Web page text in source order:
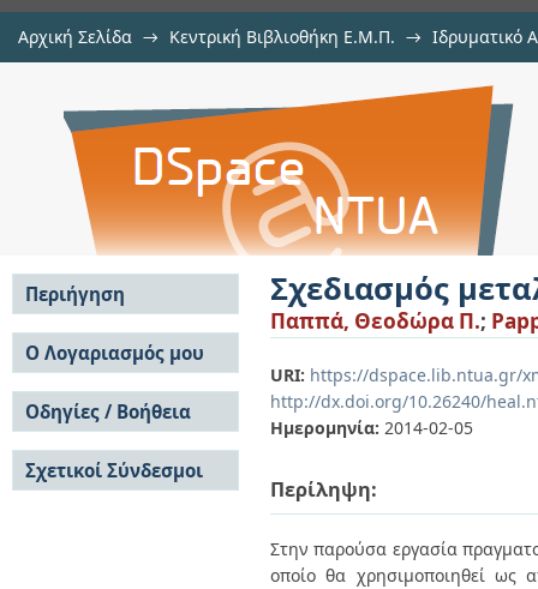
Αρχική Σελίδα → Κεντρική Βιβλιοθήκη Ε.Μ.Π. → Ιδρυματικό
Σχεδιασμός μεταλλικού
Σχεδιασμός
Παππά, Θεοδώρα Π.;
URI: https://dspace.lib.ntua.gr/
http://dx.doi.org/10.26240/
Ημερομηνία: 2014-02-05
Περίληψη:
Στην παρούσα εργασία
οποίο θα χρησιμοποιηθεί ως
Περιήγηση
Σε όλο το DSpace
Κοινότητες & Συλλογές
Ανά Ημερομηνία
Έκδοσης
Συγγραφείς
Τίτλοι
Θέματα
Ο Λογαριασμός μου
Σύνδεση
Εγγραφή
Οδηγίες / Βοήθεια
Οδηγίες Υποβολής
Οδηγίες Χρήσης ΙΑ
Συχνές Ερωτήσεις
Σχετικοί Σύνδεσμοι